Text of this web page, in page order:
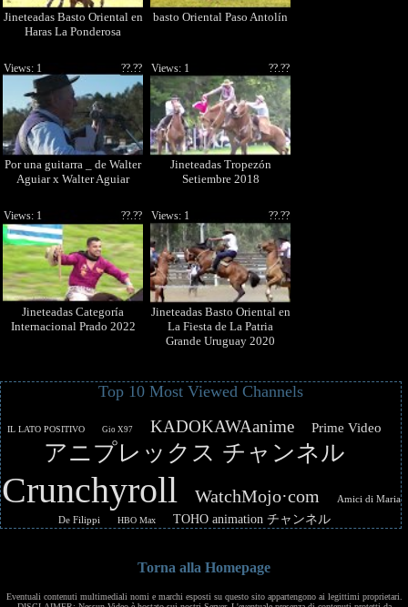
Jineteadas Basto Oriental en
Haras La Ponderosa
basto Oriental Paso Antolín
Por una guitarra _ de Walter
Aguiar x Walter Aguiar
??.??
Views: 1
Jineteadas Tropezón
Setiembre 2018
??.??
Views: 1
Jineteadas Categoría
Internacional Prado 2022
??.??
Views: 1
Jineteadas Basto Oriental en
La Fiesta de La Patria
Grande Uruguay 2020
??.??
Views: 1
Top 10 Most Viewed Channels
IL LATO POSITIVO Gio X97 KADOKAWAanime Prime Video
アニプレックス チャンネル
Crunchyroll WatchMojo·com
Amici di Maria
De Filippi
HBO Max TOHO animation チャンネル
Torna alla Homepage
Eventuali contenuti multimediali nomi e marchi esposti su questo sito appartengono ai legittimi proprietari.